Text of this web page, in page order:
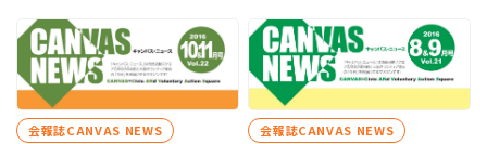
会報誌CANVAS NEWS 会報誌CANVAS NEWS